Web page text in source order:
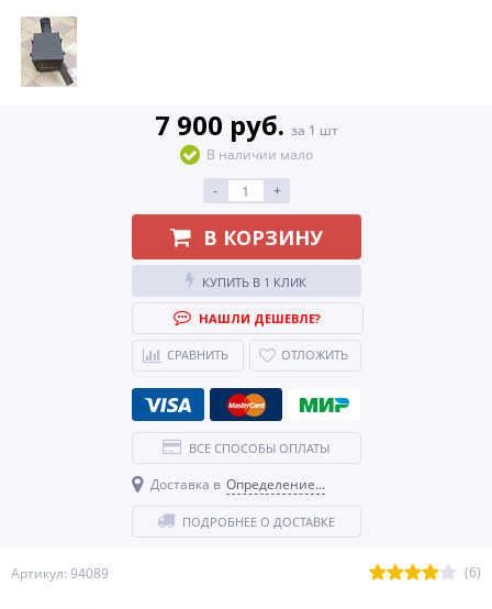
Артикул: 94089 (6)
7 900 руб. за 1 шт
В наличии мало
-
+
В КОРЗИНУ
КУПИТЬ В 1 КЛИК
НАШЛИ ДЕШЕВЛЕ?
СРАВНИТЬ ОТЛОЖИТЬ
ВСЕ СПОСОБЫ ОПЛАТЫ
Доставка в Определение...
ПОДРОБНЕЕ О ДОСТАВКЕ